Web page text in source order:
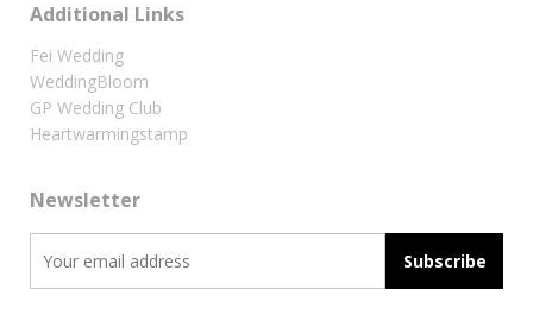
Additional Links
Fei Wedding
WeddingBloom
GP Wedding Club
Heartwarmingstamp
Newsletter